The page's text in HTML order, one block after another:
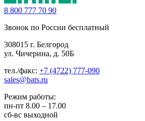
8 800 777 70 90
Звонок по России бесплатный
308015 г. Белгород
ул. Чичерина, д. 50Б
тел./факс: +7 (4722) 777-090
sales@bats.ru
Режим работы:
пн-пт 8.00 – 17.00
сб-вс выходной